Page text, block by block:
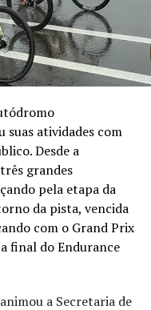
atividades com
Desde a
grandes
pela etapa da
da pista, vencida
com o Grand Prix
final do Endurance
a Secretaria de